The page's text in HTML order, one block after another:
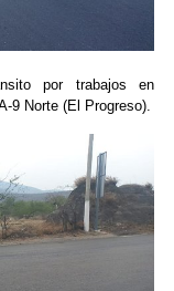
por trabajos en
9 Norte (El Progreso).